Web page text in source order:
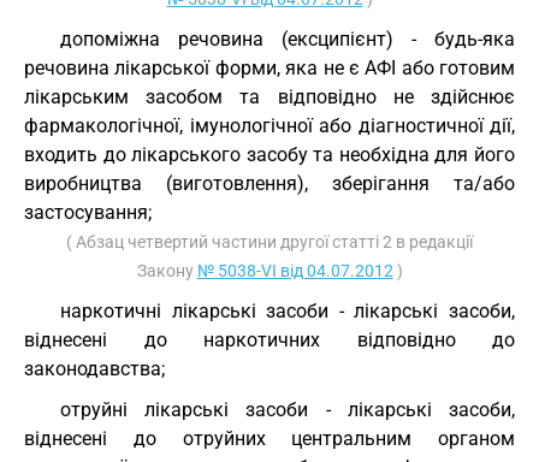
допоміжна речовина (ексципієнт) - будь-яка
речовина лікарської форми, яка не є АФІ або готовим
лікарським засобом та відповідно не здійснює
фармакологічної, імунологічної або діагностичної дії,
входить до лікарського засобу та необхідна для його
виробництва (виготовлення), зберігання та/або
застосування;
( Абзац четвертий частини другої статті 2 в редакції
Закону № 5038-VI від 04.07.2012 )
наркотичні лікарські засоби - лікарські засоби,
віднесені до наркотичних відповідно до
законодавства;
отруйні лікарські засоби - лікарські засоби,
віднесені до отруйних центральним органом